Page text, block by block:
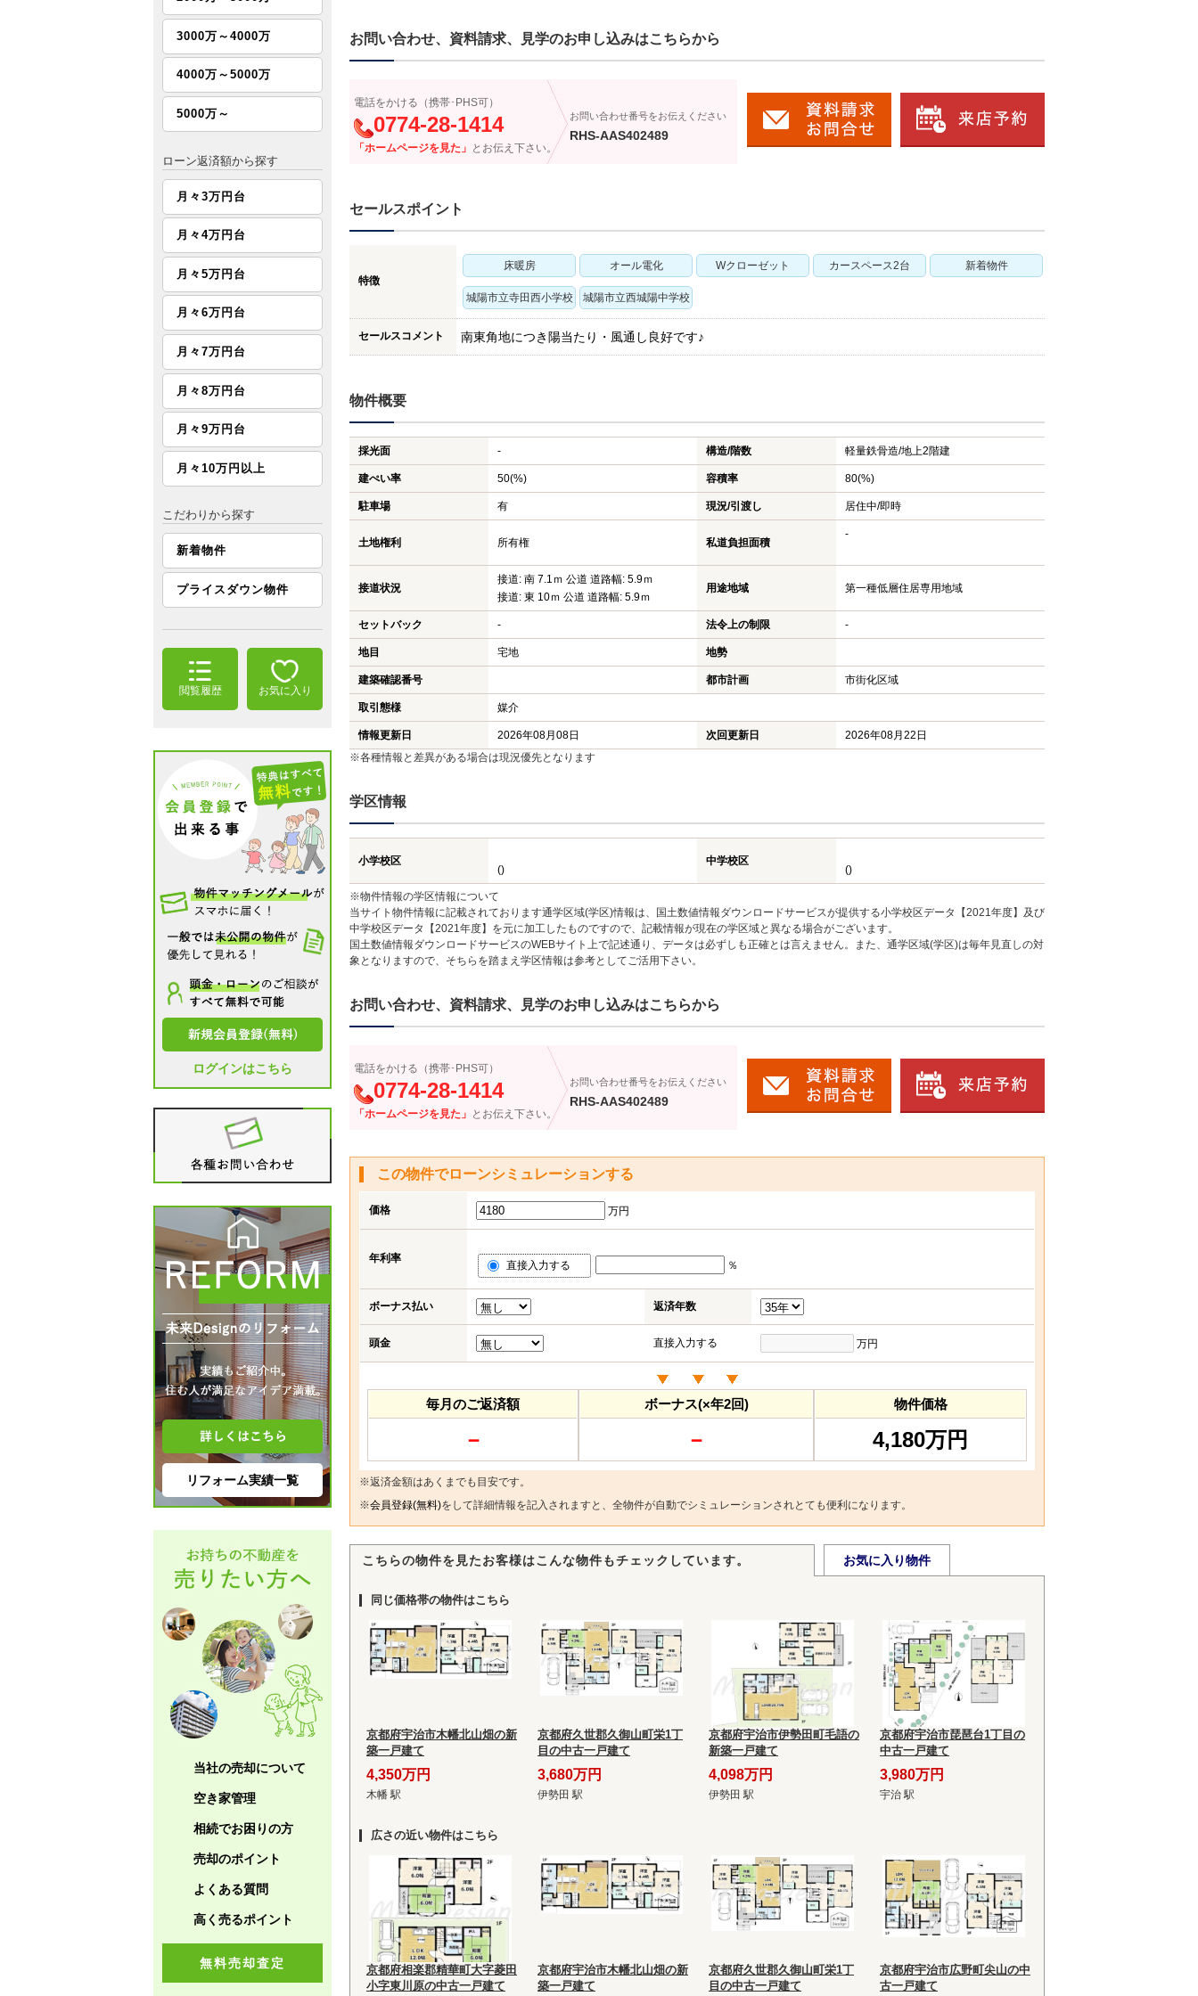
お問い合わせ、資料請求、見学のお申し込みはこちらから
電話をかける（携帯･PHS可）
0774-28-1414
「ホームページを見た」 とお伝え下さい。
お問い合わせ番号をお伝えください
RHS-AAS402489
セールスポイント
特徴
床暖房 オール電化 Wクローゼット カースペース2台 新着物件
城陽市立寺田西小学校 城陽市立西城陽中学校
セールスコメント 南東角地につき陽当たり・風通し良好です♪
物件概要
採光面 - 構造/階数 軽量鉄骨造/地上2階建
建ぺい率 50(%) 容積率 80(%)
駐車場 有 現況/引渡し 居住中/即時
土地権利 所有権 私道負担面積
-
接道状況
接道: 南 7.1ｍ 公道 道路幅: 5.9ｍ
接道: 東 10ｍ 公道 道路幅: 5.9ｍ
用途地域 第一種低層住居専用地域
セットバック - 法令上の制限 -
地目 宅地 地勢
建築確認番号 都市計画 市街化区域
取引態様 媒介
情報更新日 2026年08月08日 次回更新日
2026年08月22日
※各種情報と差異がある場合は現況優先となります
学区情報
小学校区
()
中学校区
()
※物件情報の学区情報について
当サイト物件情報に記載されております通学区域(学区)情報は、国土数値情報ダウンロードサービスが提供する小学校区データ【2021年度】及び
中学校区データ【2021年度】を元に加工したものですので、記載情報が現在の学区域と異なる場合がございます。
国土数値情報ダウンロードサービスのWEBサイト上で記述通り、データは必ずしも正確とは言えません。また、通学区域(学区)は毎年見直しの対
象となりますので、そちらを踏まえ学区情報は参考としてご活用下さい。
お問い合わせ、資料請求、見学のお申し込みはこちらから
電話をかける（携帯･PHS可）
0774-28-1414
「ホームページを見た」 とお伝え下さい。
お問い合わせ番号をお伝えください
RHS-AAS402489
この物件でローンシミュレーションする
価格 万円
年利率
直接入力する ％
ボーナス払い 返済年数
頭金 直接入力する 万円
毎月のご返済額
－
ボーナス(×年2回)
－
物件価格
4,180万円
※返済金額はあくまでも目安です。
※会員登録(無料)をして詳細情報を記入されますと、全物件が自動でシミュレーションされとても便利になります。
こちらの物件を見たお客様はこんな物件もチェックしています。 お気に入り物件
同じ価格帯の物件はこちら
京都府宇治市木幡北山畑の新
築一戸建て
4,350万円
木幡 駅
京都府久世郡久御山町栄1丁
目の中古一戸建て
3,680万円
伊勢田 駅
京都府宇治市伊勢田町毛語の
新築一戸建て
4,098万円
伊勢田 駅
京都府宇治市琵琶台1丁目の
中古一戸建て
3,980万円
宇治 駅
広さの近い物件はこちら
京都府相楽郡精華町大字菱田
小字東川原の中古一戸建て
京都府宇治市木幡北山畑の新
築一戸建て
京都府久世郡久御山町栄1丁
目の中古一戸建て
京都府宇治市広野町尖山の中
古一戸建て
3000万～4000万
4000万～5000万
5000万～
ローン返済額から探す
月々3万円台
月々4万円台
月々5万円台
月々6万円台
月々7万円台
月々8万円台
月々9万円台
月々10万円以上
こだわりから探す
新着物件
プライスダウン物件
閲覧履歴 お気に入り
ログインはこちら
リフォーム実績一覧
当社の売却について
空き家管理
相続でお困りの方
売却のポイント
よくある質問
高く売るポイント
無料売却査定